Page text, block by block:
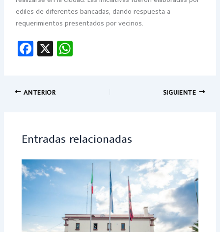
ediles de diferentes bancadas, dando respuesta a
requerimientos presentados por vecinos.
Fa
ce
o
X
ANTERIOR SIGUIENTE
Entradas relacionadas